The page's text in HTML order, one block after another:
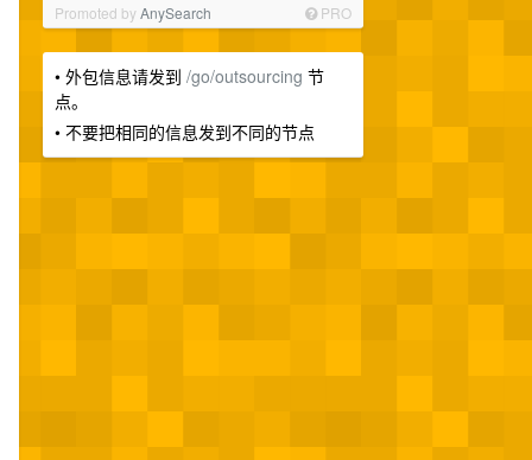
Promoted byAnySearch PRO
• 外包信息请发到 /go/outsourcing 节
点。
• 不要把相同的信息发到不同的节点